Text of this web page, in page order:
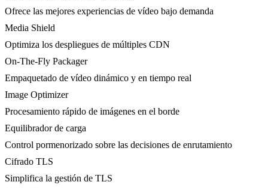
Ofrece las mejores experiencias de vídeo bajo demanda
Media Shield
Optimiza los despliegues de múltiples CDN
On-The-Fly Packager
Empaquetado de vídeo dinámico y en tiempo real
Image Optimizer
Procesamiento rápido de imágenes en el borde
Equilibrador de carga
Control pormenorizado sobre las decisiones de enrutamiento
Cifrado TLS
Simplifica la gestión de TLS